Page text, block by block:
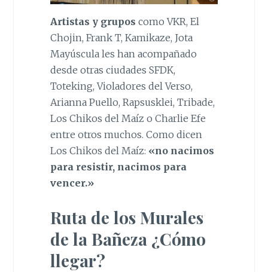
Artistas y grupos como VKR, El
Chojin, Frank T, Kamikaze, Jota
Mayúscula les han acompañado
desde otras ciudades SFDK,
Toteking, Violadores del Verso,
Arianna Puello, Rapsusklei, Tribade,
Los Chikos del Maíz o Charlie Efe
entre otros muchos. Como dicen
Los Chikos del Maíz: «no nacimos
para resistir, nacimos para
vencer.»
Ruta de los Murales
de la Bañeza ¿Cómo
llegar?